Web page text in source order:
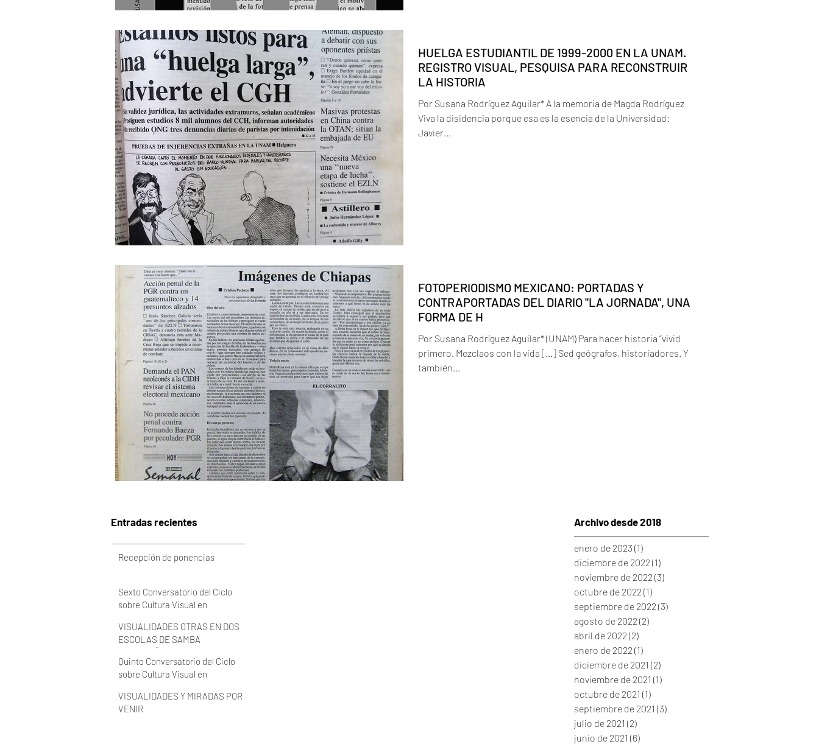
HUELGA ESTUDIANTIL DE 1999-2000 EN LA UNAM.
REGISTRO VISUAL, PESQUISA PARA RECONSTRUIR
LA HISTORIA
Por Susana Rodríguez Aguilar* A la memoria de Magda Rodríguez
Viva la disidencia porque esa es la esencia de la Universidad:
Javier...
FOTOPERIODISMO MEXICANO: PORTADAS Y
CONTRAPORTADAS DEL DIARIO "LA JORNADA", UNA
FORMA DE H
Por Susana Rodríguez Aguilar* (UNAM) Para hacer historia “vivid
primero. Mezclaos con la vida […] Sed geógrafos, historiadores. Y
también...
Entradas recientes Archivo desde 2018
Recepción de ponencias
Sexto Conversatorio del Ciclo
sobre Cultura Visual en
VISUALIDADES OTRAS EN DOS
ESCOLAS DE SAMBA
Quinto Conversatorio del Ciclo
sobre Cultura Visual en
VISUALIDADES Y MIRADAS POR
VENIR
enero de 2023 (1)
diciembre de 2022 (1)
noviembre de 2022 (3)
octubre de 2022 (1)
septiembre de 2022 (3)
agosto de 2022 (2)
abril de 2022 (2)
enero de 2022 (1)
diciembre de 2021 (2)
noviembre de 2021 (1)
octubre de 2021 (1)
septiembre de 2021 (3)
julio de 2021 (2)
junio de 2021 (6)